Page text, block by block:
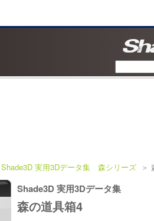
Shade3D 実用3Dデータ集 森シリーズ ＞
Shade3D 実用3Dデータ集
森の道具箱4